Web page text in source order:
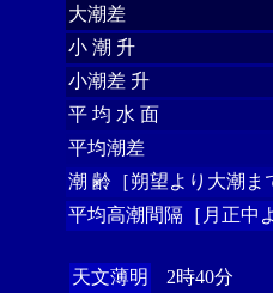
大潮差
小 潮 升
小潮差 升
平 均 水 面
平均潮差
潮 齢［朔望より大潮ま
平均高潮間隔［月正中
天文薄明
2時40分